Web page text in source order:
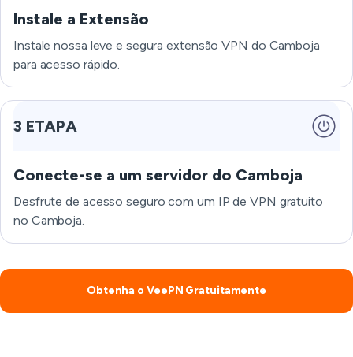
Instale a Extensão
Instale nossa leve e segura extensão VPN do Camboja
para acesso rápido.
3 ETAPA
Conecte-se a um servidor do Camboja
Desfrute de acesso seguro com um IP de VPN gratuito
no Camboja.
Obtenha o VeePN Gratuitamente